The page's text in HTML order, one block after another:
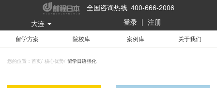
全国咨询热线 400-666-2006
大连
登录 | 注册
留学方案 院校库 案例库 关于我们
您的位置： 首页/ 核心优势/ 留学日语强化